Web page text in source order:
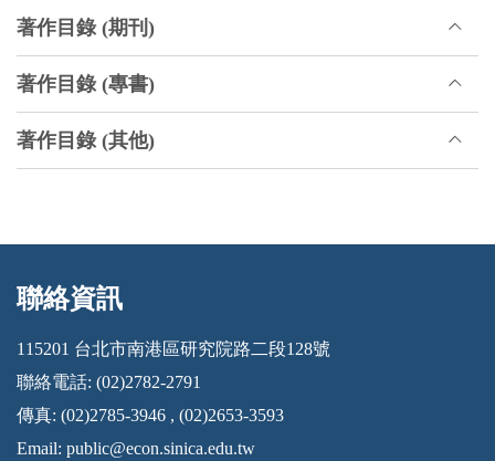
著作目錄 (期刊)
著作目錄 (專書)
著作目錄 (其他)
:::
聯絡資訊
115201 台北市南港區研究院路二段128號
聯絡電話: (02)2782-2791
傳真: (02)2785-3946 , (02)2653-3593
Email: public@econ.sinica.edu.tw